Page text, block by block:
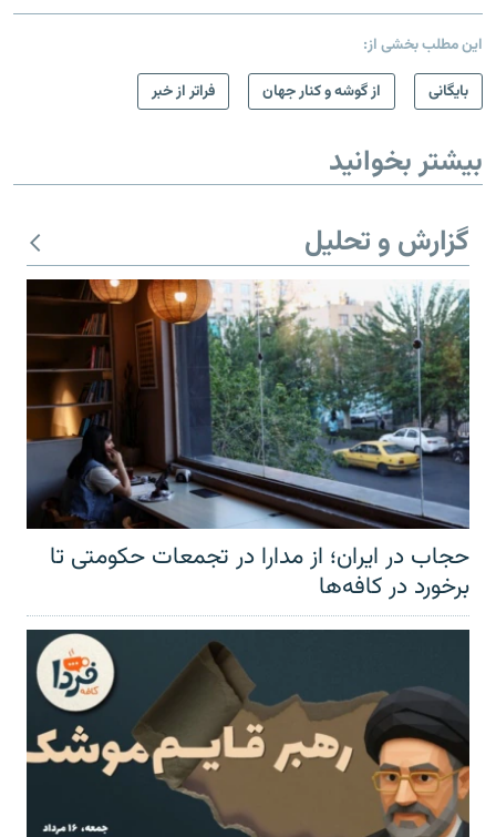
این مطلب بخشی از:
بایگانی
از گوشه و کنار جهان فراتر از خبر
بیشتر بخوانید
گزارش و تحلیل
حجاب در ایران؛ از مدارا در تجمعات حکومتی تا
برخورد در کافه‌ها